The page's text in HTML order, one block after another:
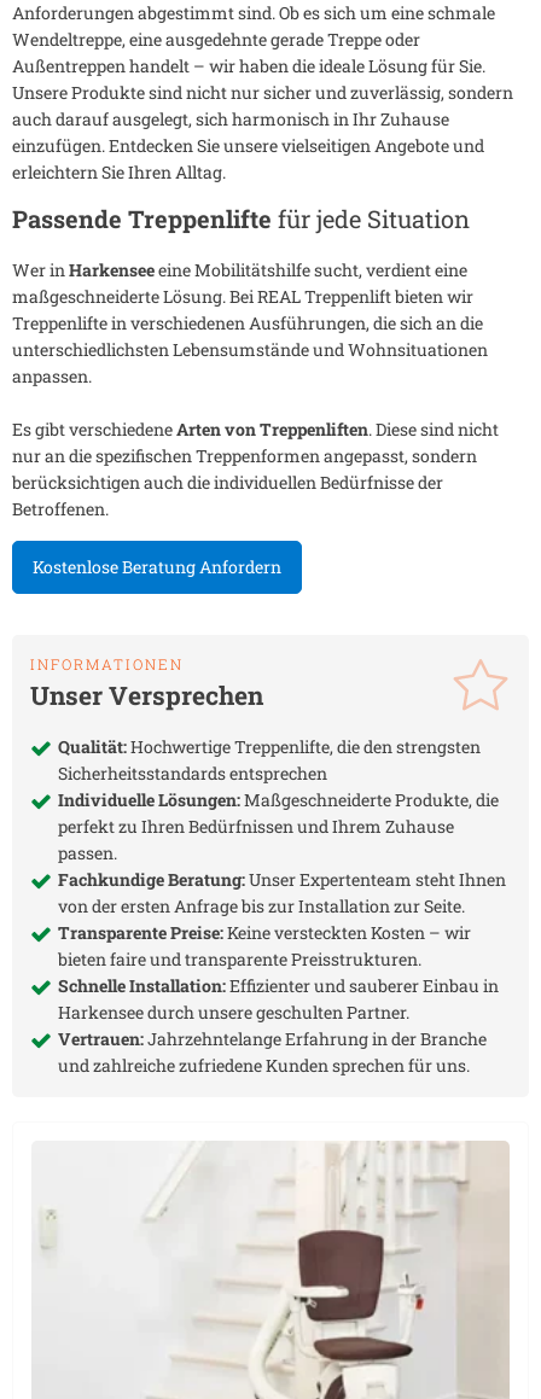
Anforderungen abgestimmt sind. Ob es sich um eine schmale
Wendeltreppe, eine ausgedehnte gerade Treppe oder
Außentreppen handelt – wir haben die ideale Lösung für Sie.
Unsere Produkte sind nicht nur sicher und zuverlässig, sondern
auch darauf ausgelegt, sich harmonisch in Ihr Zuhause
einzufügen. Entdecken Sie unsere vielseitigen Angebote und
erleichtern Sie Ihren Alltag.
Passende Treppenlifte für jede Situation
Wer inHarkenseeeine Mobilitätshilfe sucht, verdient eine
maßgeschneiderte Lösung. Bei REAL Treppenlift bieten wir
Treppenlifte in verschiedenen Ausführungen, die sich an die
unterschiedlichsten Lebensumstände und Wohnsituationen
anpassen.
Es gibt verschiedeneArten von Treppenliften. Diese sind nicht
nur an die spezifischen Treppenformen angepasst, sondern
berücksichtigen auch die individuellen Bedürfnisse der
Betroffenen.
Kostenlose Beratung Anfordern
INFORMATIONEN
Unser Versprechen
Qualität:Hochwertige Treppenlifte, die den strengsten
Sicherheitsstandards entsprechen
Individuelle Lösungen:Maßgeschneiderte Produkte, die
perfekt zu Ihren Bedürfnissen und Ihrem Zuhause
passen.
Fachkundige Beratung:Unser Expertenteam steht Ihnen
von der ersten Anfrage bis zur Installation zur Seite.
Transparente Preise:Keine versteckten Kosten – wir
bieten faire und transparente Preisstrukturen.
Schnelle Installation:Effizienter und sauberer Einbau in
Harkenseedurch unsere geschulten Partner.
Vertrauen:Jahrzehntelange Erfahrung in der Branche
und zahlreiche zufriedene Kunden sprechen für uns.